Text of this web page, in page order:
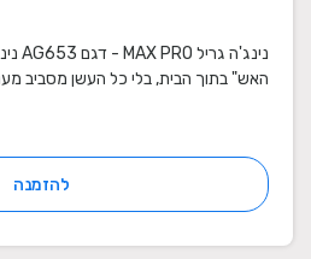
האש" בתוך הבית, בלי כל העשן מסביב
להזמנה